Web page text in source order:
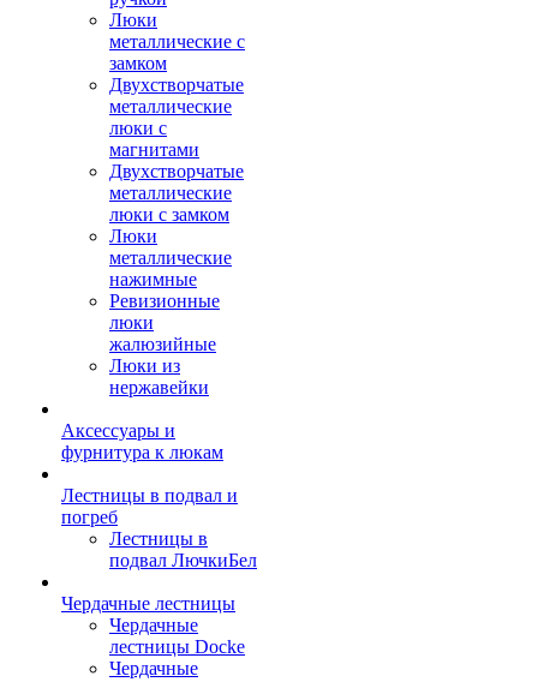
Люки
металлические с
замком
Двухстворчатые
металлические
люки с
магнитами
Двухстворчатые
металлические
люки с замком
Люки
металлические
нажимные
Ревизионные
люки
жалюзийные
Люки из
нержавейки
Аксессуары и
фурнитура к люкам
Лестницы в подвал и
погреб
Лестницы в
подвал ЛючкиБел
Чердачные лестницы
Чердачные
лестницы Docke
Чердачные